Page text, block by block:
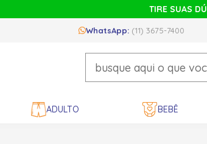
TIRE SUAS
WhatsApp: (11) 3675-7400
ADULTO BEBÊ